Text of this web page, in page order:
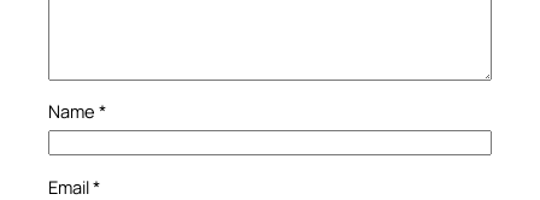
Name *
Email*